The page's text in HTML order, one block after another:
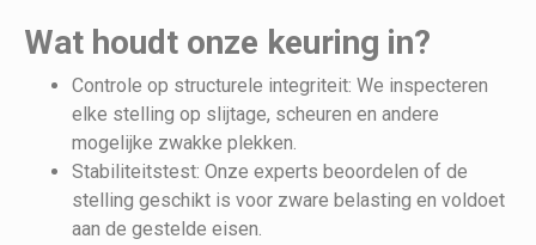
Wat houdt onze keuring in?
Controle op structurele integriteit: We inspecteren
elke stelling op slijtage, scheuren en andere
mogelijke zwakke plekken.
Stabiliteitstest: Onze experts beoordelen of de
stelling geschikt is voor zware belasting en voldoet
aan de gestelde eisen.